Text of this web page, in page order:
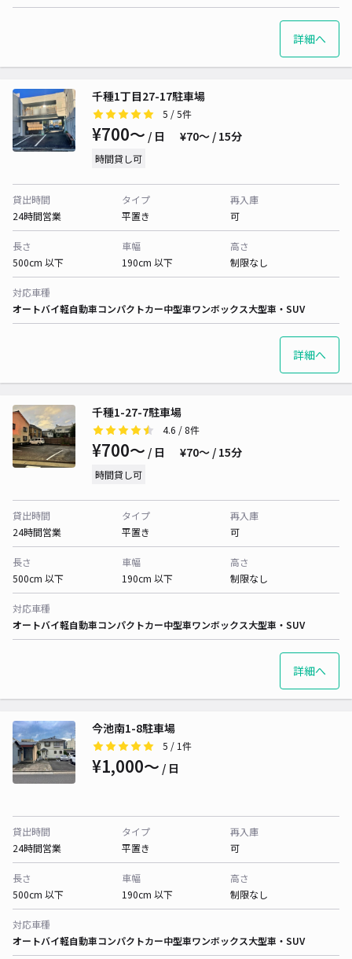
詳細へ
千種1丁目27-17駐車場
5 / 5件
¥700〜 / 日 ¥70〜 / 15分
時間貸し可
貸出時間
24時間営業
タイプ
平置き
再入庫
可
長さ
500cm 以下
車幅
190cm 以下
高さ
制限なし
対応車種
オートバイ軽自動車コンパクトカー中型車ワンボックス大型車・SUV
詳細へ
千種1-27-7駐車場
4.6 / 8件
¥700〜 / 日 ¥70〜 / 15分
時間貸し可
貸出時間
24時間営業
タイプ
平置き
再入庫
可
長さ
500cm 以下
車幅
190cm 以下
高さ
制限なし
対応車種
オートバイ軽自動車コンパクトカー中型車ワンボックス大型車・SUV
詳細へ
今池南1-8駐車場
5 / 1件
¥1,000〜 / 日
貸出時間
24時間営業
タイプ
平置き
再入庫
可
長さ
500cm 以下
車幅
190cm 以下
高さ
制限なし
対応車種
オートバイ軽自動車コンパクトカー中型車ワンボックス大型車・SUV